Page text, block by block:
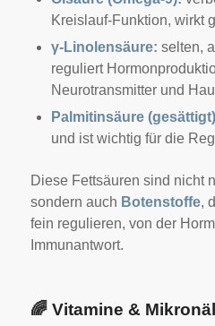
Kreislauf-Funktion, wirkt
γ-Linolensäure: selten,
reguliert
Neurotransmitter und
Palmitinsäure
und ist wichtig für die
Diese Fettsäuren sind nicht
sondern auch Botenstoffe,
fein regulieren, von der
Immunantwort.
🌈Vitamine &